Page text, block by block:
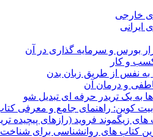
خارجی
ایرانی
بورس و سرمایه گذاری در آن
و کار
به نفس از طریق زبان بدن
و درمان آن
ها به یک تریدر حرفه ای تبدیل شو
کوین: راهنمای جامع و معرفی
های زیگموند فروید (رازهای پیچیده
کتاب های روانشناسی برای شناخت